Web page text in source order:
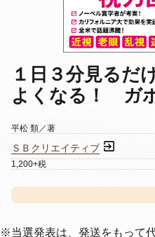
１日３分見るだ
よくなる！ ガ
平松 類／著
ＳＢクリエイティブ
1,200+税
※当選発表は、発送をもって